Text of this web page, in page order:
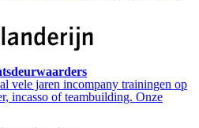
vele jaren incompany trainingen op
incasso of teambuilding. Onze